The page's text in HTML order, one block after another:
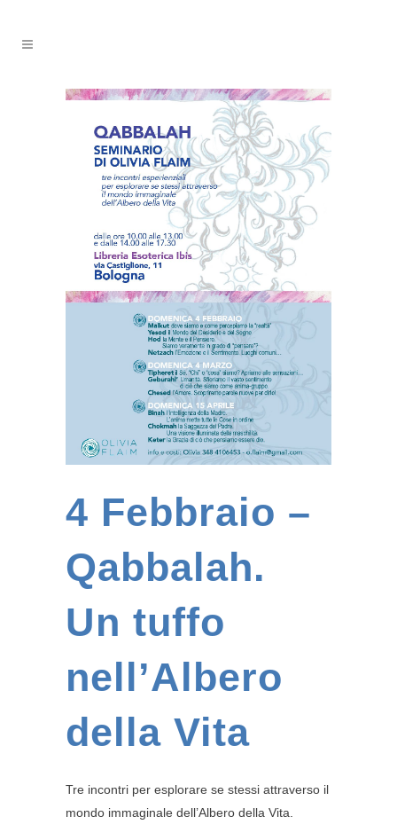
4 Febbraio –
Qabbalah.
Un tuffo
nell’Albero
della Vita
Tre incontri per esplorare se stessi attraverso il
mondo immaginale dell’Albero della Vita.